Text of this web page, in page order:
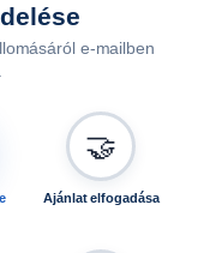
e-mailben
🤝
Ajánlat elfogadása